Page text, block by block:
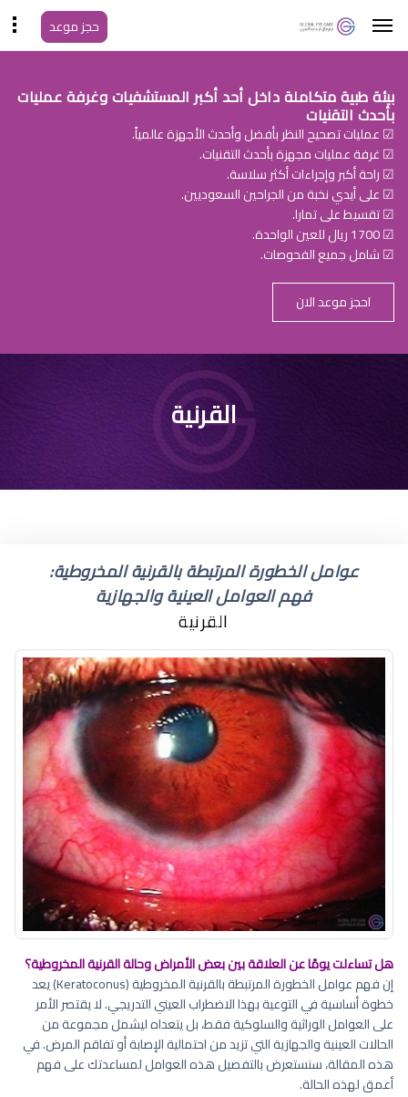
حجز موعد
بيئة طبية متكاملة داخل أحد أكبر المستشفيات وغرفة عمليات
بأحدث التقنيات
☑ عمليات تصحيح النظر بأفضل وأحدث الأجهزة عالمياً.
☑ غرفة عمليات مجهزة بأحدث التقنيات.
☑ راحة أكبر وإجراءات أكثر سلاسة.
☑ على أيدي نخبة من الجراحين السعوديين.
☑ تقسيط على تمارا.
☑ 1700 ريال للعين الواحدة.
☑ شامل جميع الفحوصات.
احجز موعد الان
خياطة العينالقرنية
عوامل الخطورة المرتبطة بالقرنية المخروطية:
فهم العوامل العينية والجهازية
القرنية
هل تساءلت يومًا عن العلاقة بين بعض الأمراض وحالة القرنية المخروطية؟
إن فهم عوامل الخطورة المرتبطة بالقرنية المخروطية (Keratoconus) يعد
خطوة أساسية في التوعية بهذا الاضطراب العيني التدريجي. لا يقتصر الأمر
على العوامل الوراثية والسلوكية فقط، بل يتعداه ليشمل مجموعة من
الحالات العينية والجهازية التي تزيد من احتمالية الإصابة أو تفاقم المرض. في
هذه المقالة، سنستعرض بالتفصيل هذه العوامل لمساعدتك على فهم
أعمق لهذه الحالة.